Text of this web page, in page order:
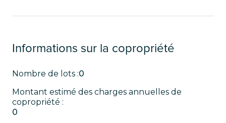
Informations sur la copropriété
Nombre de lots :0
Montant estimé des charges annuelles de
copropriété :
0